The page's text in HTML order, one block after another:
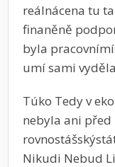
reálnácena tu
finaněně
byla
umí sami
Túko Tedy v
nebyla ani
Nikudi Nebud